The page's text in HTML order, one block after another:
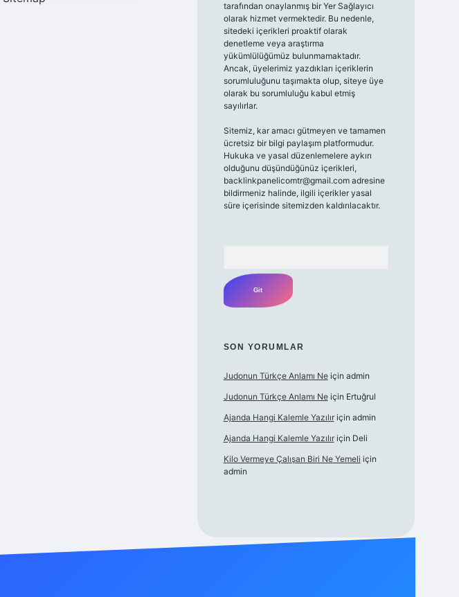
tarafından onaylanmış bir Yer Sağlayıcı
olarak hizmet vermektedir. Bu nedenle,
sitedeki içerikleri proaktif olarak
denetleme veya araştırma
yükümlülüğümüz bulunmamaktadır.
Ancak, üyelerimiz yazdıkları içeriklerin
sorumluluğunu taşımakta olup, siteye üye
olarak bu sorumluluğu kabul etmiş
sayılırlar.
Sitemiz, kar amacı gütmeyen ve tamamen
ücretsiz bir bilgi paylaşım platformudur.
Hukuka ve yasal düzenlemelere aykırı
olduğunu düşündüğünüz içerikleri,
backlinkpanelicomtr@gmail.comadresine
bildirmeniz halinde, ilgili içerikler yasal
süre içerisinde sitemizden kaldırılacaktır.
SON YORUMLAR
Judonun Türkçe Anlamı Neiçin admin
Judonun Türkçe Anlamı Neiçin Ertuğrul
Ajanda Hangi Kalemle Yazılıriçin admin
Ajanda Hangi Kalemle Yazılıriçin Deli
Kilo Vermeye Çalışan Biri Ne Yemeli için
admin